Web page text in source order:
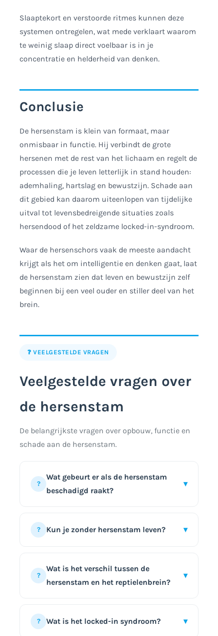
Slaaptekort en verstoorde ritmes kunnen deze
systemen ontregelen, wat mede verklaart waarom
te weinig slaap direct voelbaar is in je
concentratie en helderheid van denken.
Conclusie
De hersenstam is klein van formaat, maar
onmisbaar in functie. Hij verbindt de grote
hersenen met de rest van het lichaam en regelt de
processen die je leven letterlijk in stand houden:
ademhaling, hartslag en bewustzijn. Schade aan
dit gebied kan daarom uiteenlopen van tijdelijke
uitval tot levensbedreigende situaties zoals
hersendood of het zeldzame locked-in-syndroom.
Waar de hersenschors vaak de meeste aandacht
krijgt als het om intelligentie en denken gaat, laat
de hersenstam zien dat leven en bewustzijn zelf
beginnen bij een veel ouder en stiller deel van het
brein.
❓ VEELGESTELDE VRAGEN
Veelgestelde vragen over
de hersenstam
De belangrijkste vragen over opbouw, functie en
schade aan de hersenstam.
?
Wat gebeurt er als de hersenstam
beschadigd raakt?
▾
schade leiden tot uitval van
kan levensbedreigend zijn of leiden tot
syndroom of hersendood.
? Kun je zonder hersenstam leven? ▾
essentieel zijn voor leven, zoals
ademhaling en hartslag. Volledige uitval
beademing, en vormt medisch gezien
de basis voor de diagnose hersendood.
?
Wat is het verschil tussen de
hersenstam en het reptielenbrein?
▾
wetenschappelijk verouderde term die
? Wat is het locked-in syndroom? ▾